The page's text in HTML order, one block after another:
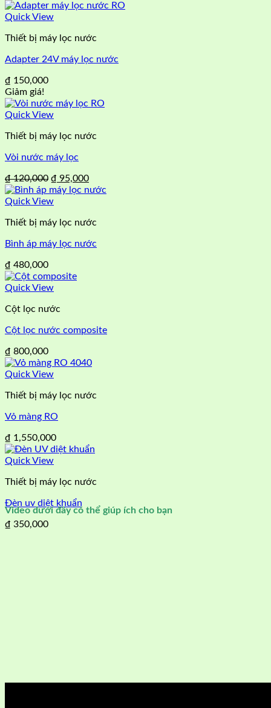
gốc
là:
hiện
₫ 450,000.
Quick View
Thiết bị máy lọc nước
Adapter 24V máy lọc nước
₫ 150,000
Giảm giá!
Quick View
Thiết bị máy lọc nước
Vòi nước máy lọc
₫120,000 Giá
gốc
là:
₫ 95,000Giá
hiện
₫ 95,000.
Quick View
Thiết bị máy lọc nước
Bình áp máy lọc nước
₫ 480,000
Quick View
Cột lọc nước
Cột lọc nước composite
₫ 800,000
Quick View
Thiết bị máy lọc nước
Vỏ màng RO
₫ 1,550,000
Quick View
Thiết bị máy lọc nước
Đèn uv diệt khuẩn
₫ 350,000
Video dưới đây có thể giúp ích cho bạn